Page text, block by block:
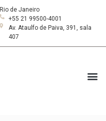
Rio de Janeiro
+55 21 99500-4001
Av. Ataulfo de Paiva, 391, sala
407